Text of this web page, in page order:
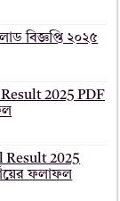
বিজ্ঞপ্তি ২০২৫
2025 PDF
Result 2025
ফলাফল